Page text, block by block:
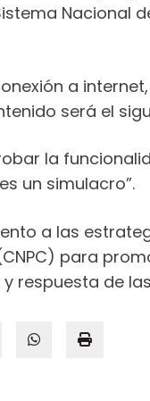
Nacional
a
será el
la
un simulacro”.
a las
para
respuesta de